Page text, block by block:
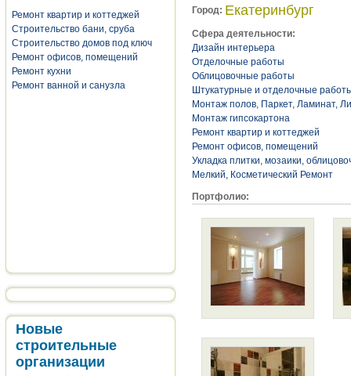
Ремонт квартир и коттеджей
Строительство бани, сруба
Строительство домов под ключ
Ремонт офисов, помещений
Ремонт кухни
Ремонт ванной и санузла
Новые
строительные
организации
Город: Екатеринбург
Сфера деятельности:
Дизайн интерьера
Отделочные работы
Облицовочные работы
Штукатурные и отделочные
Монтаж полов, Паркет, Ламинат,
Монтаж гипсокартона
Ремонт квартир и коттеджей
Ремонт офисов, помещений
Укладка плитки, мозаики,
Мелкий, Косметический Ремонт
Портфолио: